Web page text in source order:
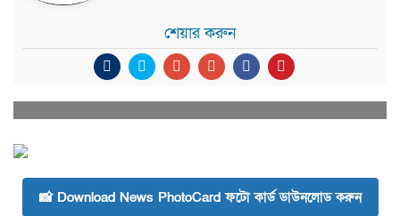
শেয়ার করুন
📸 Download News PhotoCard ফটো কার্ড ডাউনলোড করুন